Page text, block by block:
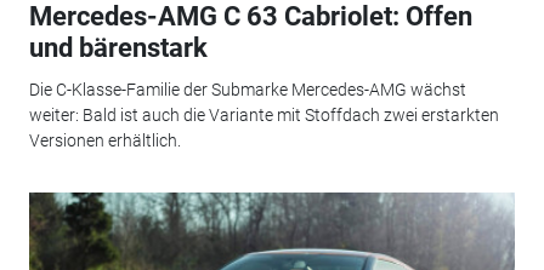
Mercedes-AMG C 63 Cabriolet: Offen
und bärenstark
Die C-Klasse-Familie der Submarke Mercedes-AMG wächst
weiter: Bald ist auch die Variante mit Stoffdach zwei erstarkten
Versionen erhältlich.